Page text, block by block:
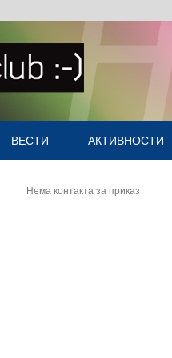
ВЕСТИ АКТИВНОСТИ
Нема контакта за приказ